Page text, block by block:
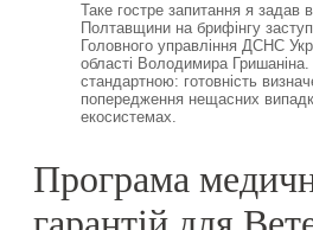
Таке гостре запитання я задав
Полтавщини на брифінгу
Головного управління ДСНС
області Володимира Гришаніна.
стандартною: готовність
попередження нещасних
екосистемах.
Програма